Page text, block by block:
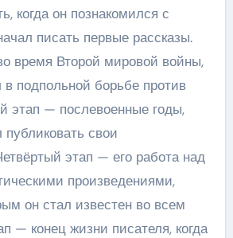
когда он познакомился с
писать первые рассказы.
время Второй мировой войны,
подпольной борьбе против
этап — послевоенные годы,
публиковать свои
этап — его работа над
произведениями,
он стал известен во всем
— конец жизни писателя, когда